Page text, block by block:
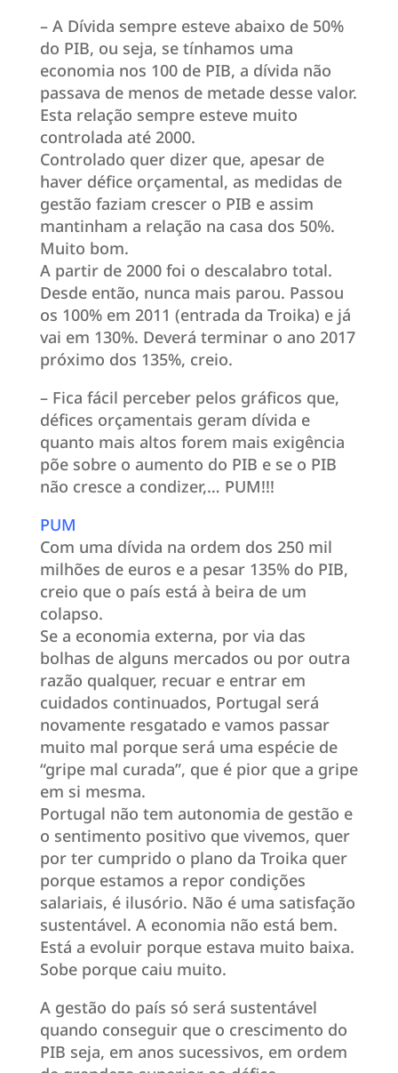
– A Dívida sempre esteve abaixo de 50%
do PIB, ou seja, se tínhamos uma
economia nos 100 de PIB, a dívida não
passava de menos de metade desse valor.
Esta relação sempre esteve muito
controlada até 2000.
Controlado quer dizer que, apesar de
haver défice orçamental, as medidas de
gestão faziam crescer o PIB e assim
mantinham a relação na casa dos 50%.
Muito bom.
A partir de 2000 foi o descalabro total.
Desde então, nunca mais parou. Passou
os 100% em 2011 (entrada da Troika) e já
vai em 130%. Deverá terminar o ano 2017
próximo dos 135%, creio.
– Fica fácil perceber pelos gráficos que,
défices orçamentais geram dívida e
quanto mais altos forem mais exigência
põe sobre o aumento do PIB e se o PIB
não cresce a condizer,… PUM!!!
PUM
Com uma dívida na ordem dos 250 mil
milhões de euros e a pesar 135% do PIB,
creio que o país está à beira de um
colapso.
Se a economia externa, por via das
bolhas de alguns mercados ou por outra
razão qualquer, recuar e entrar em
cuidados continuados, Portugal será
novamente resgatado e vamos passar
muito mal porque será uma espécie de
“gripe mal curada”, que é pior que a gripe
em si mesma.
Portugal não tem autonomia de gestão e
o sentimento positivo que vivemos, quer
por ter cumprido o plano da Troika quer
porque estamos a repor condições
salariais, é ilusório. Não é uma satisfação
sustentável. A economia não está bem.
Está a evoluir porque estava muito baixa.
Sobe porque caiu muito.
A gestão do país só será sustentável
quando conseguir que o crescimento do
PIB seja, em anos sucessivos, em ordem